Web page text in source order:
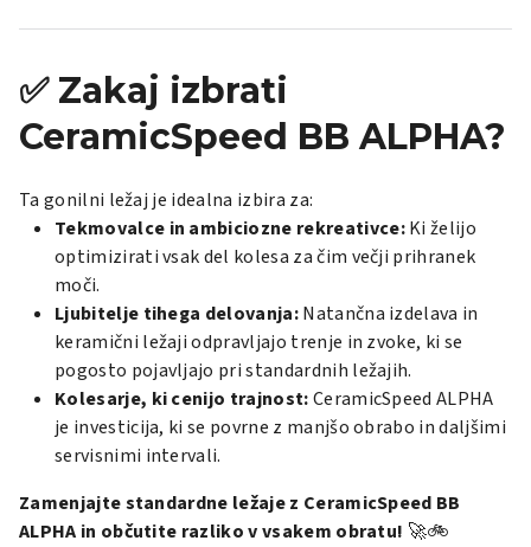
✅ Zakaj izbrati
CeramicSpeed BB ALPHA?
Ta gonilni ležaj je idealna izbira za:
Tekmovalce in ambiciozne rekreativce:Ki želijo
optimizirati vsak del kolesa za čim večji prihranek
moči.
Ljubitelje tihega delovanja:Natančna izdelava in
keramični ležaji odpravljajo trenje in zvoke, ki se
pogosto pojavljajo pri standardnih ležajih.
Kolesarje, ki cenijo trajnost:CeramicSpeed ALPHA
je investicija, ki se povrne z manjšo obrabo in daljšimi
servisnimi intervali.
Zamenjajte standardne ležaje z CeramicSpeed BB
ALPHA in občutite razliko v vsakem obratu! 🚀🚲